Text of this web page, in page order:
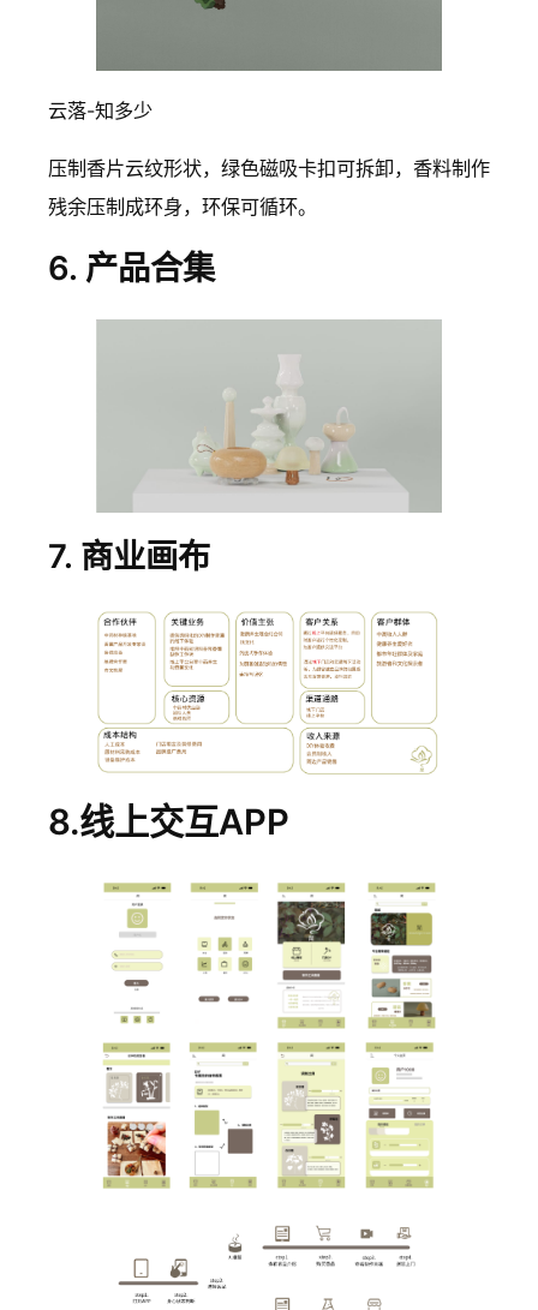
云落-知多少
压制香片云纹形状，绿色磁吸卡扣可拆卸，香料制作
残余压制成环身，环保可循环。
6. 产品合集
7. 商业画布
8.线上交互APP